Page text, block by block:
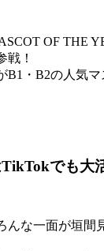
OF THE
戦！
B1・B2の人気
でも大
んな一面が垣間